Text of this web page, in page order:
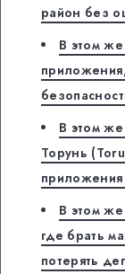
район без
В этом
В этом
Торунь
В этом
где брать
потерять